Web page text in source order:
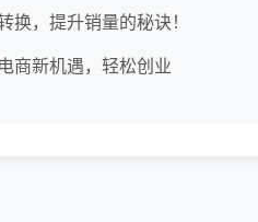
换，提升销量的秘诀！
商新机遇，轻松创业